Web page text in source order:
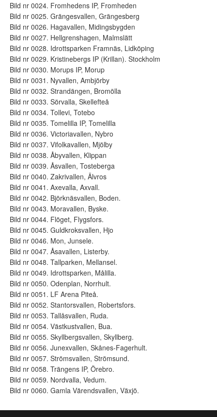
Bild nr 0024. Fromhedens IP, Fromheden
Bild nr 0025. Grängesvallen, Grängesberg
Bild nr 0026. Hagavallen, Midingsbygden
Bild nr 0027. Hellgrenshagen, Malmslätt
Bild nr 0028. Idrottsparken Framnäs, Lidköping
Bild nr 0029. Kristinebergs IP (Krillan). Stockholm
Bild nr 0030. Morups IP, Morup
Bild nr 0031. Nyvallen, Ambjörby
Bild nr 0032. Strandängen, Bromölla
Bild nr 0033. Sörvalla, Skellefteå
Bild nr 0034. Tollevi, Totebo
Bild nr 0035. Tomelilla IP, Tomelilla
Bild nr 0036. Victoriavallen, Nybro
Bild nr 0037. Vifolkavallen, Mjölby
Bild nr 0038. Åbyvallen, Klippan
Bild nr 0039. Åsvallen, Tosteberga
Bild nr 0040. Zakrivallen, Älvros
Bild nr 0041. Axevalla, Axvall.
Bild nr 0042. Björknäsvallen, Boden.
Bild nr 0043. Moravallen, Byske.
Bild nr 0044. Flöget, Flygsfors.
Bild nr 0045. Guldkroksvallen, Hjo
Bild nr 0046. Mon, Junsele.
Bild nr 0047. Åsavallen, Listerby.
Bild nr 0048. Tallparken, Mellansel.
Bild nr 0049. Idrottsparken, Målilla.
Bild nr 0050. Odenplan, Norrhult.
Bild nr 0051. LF Arena Piteå.
Bild nr 0052. Stantorsvallen, Robertsfors.
Bild nr 0053. Tallåsvallen, Ruda.
Bild nr 0054. Västkustvallen, Bua.
Bild nr 0055. Skyllbergsvallen, Skyllberg.
Bild nr 0056. Junexvallen, Skånes-Fagerhult.
Bild nr 0057. Strömsvallen, Strömsund.
Bild nr 0058. Trängens IP, Örebro.
Bild nr 0059. Nordvalla, Vedum.
Bild nr 0060. Gamla Värendsvallen, Växjö.